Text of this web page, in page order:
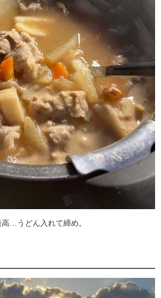
…うどん入れて締め。